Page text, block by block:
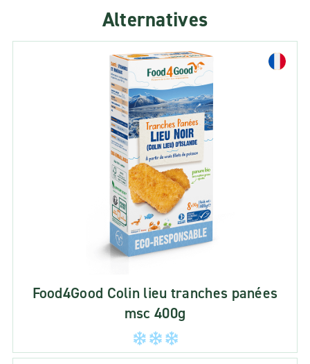
Alternatives
Food4Good Colin lieu tranches panées
msc 400g